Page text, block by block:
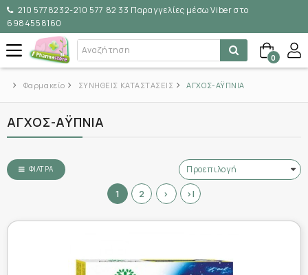
210 5778232-210 577 82 33 Παραγγελίες μέσω Viber στο
6984558160
0
Φαρμακείο ΣΥΝΗΘΕΙΣ ΚΑΤΑΣΤΑΣΕΙΣ ΑΓΧΟΣ-ΑΫΠΝΙΑ
ΑΓΧΟΣ-ΑΫΠΝΙΑ
ΦΊΛΤΡΑ
1 2 > >|